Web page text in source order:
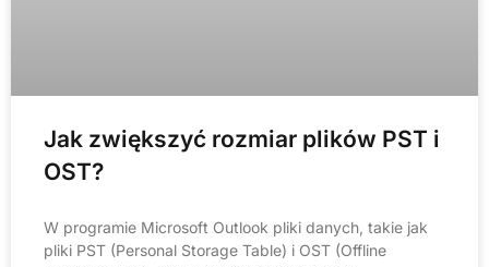
Jak zwiększyć rozmiar plików PST i
OST?
W programie Microsoft Outlook pliki danych, takie jak
pliki PST (Personal Storage Table) i OST (Offline